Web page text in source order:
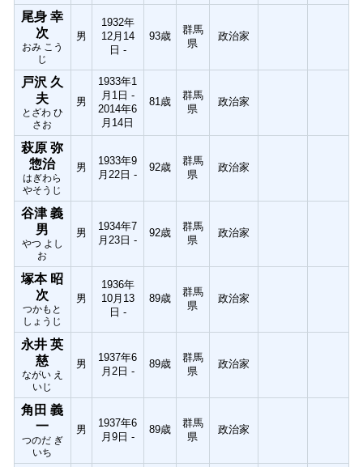
尾身 幸
次
おみ こう
じ
男
1932年
12月14
日 -
93歳
群馬
県
政治家
戸沢 久
夫
とざわ ひ
さお
男
1933年1
月1日 -
2014年6
月14日
81歳
群馬
県
政治家
萩原 弥
惣治
はぎわら
やそうじ
男
1933年9
月22日 -
92歳
群馬
県
政治家
谷津 義
男
やつ よし
お
男
1934年7
月23日 -
92歳
群馬
県
政治家
塚本 昭
次
つかもと
しょうじ
男
1936年
10月13
日 -
89歳
群馬
県
政治家
永井 英
慈
ながい え
いじ
男
1937年6
月2日 -
89歳
群馬
県
政治家
角田 義
一
つのだ ぎ
いち
男
1937年6
月9日 -
89歳
群馬
県
政治家